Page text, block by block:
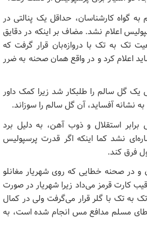
گواه کارشناسان، حداقل یک پنالتی در
اعلام نشد. مضاف بر اینکه در دقایق
تک به تک با دروازه‌بان قرار گرفت که
اعلام کرد و در واقع همان صحنه به ضرر
گل سالم را طلبکار شد زیرا کمک داور
نشانه آفساید، آن گل سالم را سوزاند.
استقلال و ذوب آهن، به دلیل برد
نشد کما اینکه اگر قدرت پرسپولیس
فرق کند.
در صحنه خطایی که روی شهریار مغانلو
کارت قرمز می‌داد زیرا شهریار در صورت
به تک با گلر قرار می‌گرفت ولی در کمال
مسلم مدافع مس انجام شده است، به